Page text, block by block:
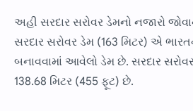
અહી સરદાર સરોવર ડેમનો નજારો
સરદાર સરોવર ડેમ (163 મિટર) એ
બનાવવામાં આવેલો ડેમ છે. સરદાર
138.68 મિટર (455 ફૂટ) છે.